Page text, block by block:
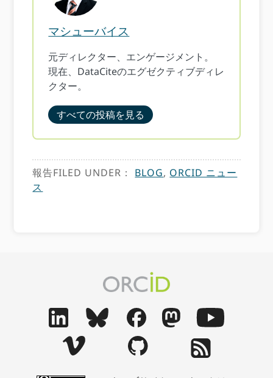
マシューバイス
元ディレクター、エンゲージメント。
現在、DataCiteのエグゼクティブディレ
クター。
すべての投稿を見る
報告FILED UNDER： BLOG, ORCID ニュー
ス